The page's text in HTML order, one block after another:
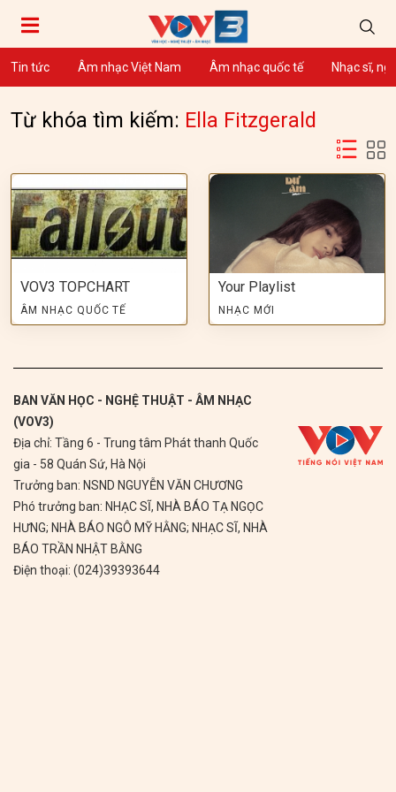
Tin tức Âm nhạc Việt Nam Âm nhạc quốc tế Nhạc sĩ,
Từ khóa tìm kiếm: Ella Fitzgerald
VOV3 TOPCHART
ÂM NHẠC QUỐC TẾ
Your Playlist
NHẠC MỚI
BAN VĂN HỌC - NGHỆ THUẬT - ÂM NHẠC
(VOV3)
Địa chỉ: Tầng 6 - Trung tâm Phát thanh Quốc
gia - 58 Quán Sứ, Hà Nội
Trưởng ban: NSND NGUYỄN VĂN CHƯƠNG
Phó trưởng ban: NHẠC SĨ, NHÀ BÁO TẠ NGỌC
HƯNG; NHÀ BÁO NGÔ MỸ HẰNG; NHẠC SĨ, NHÀ
BÁO TRẦN NHẬT BẰNG
Điện thoại: (024)39393644